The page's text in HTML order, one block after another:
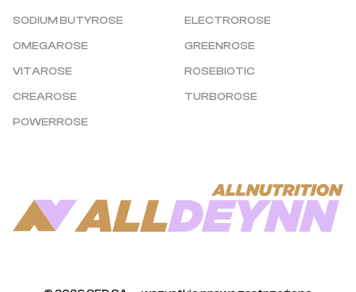
SODIUM BUTYROSE
ELECTROROSE
OMEGAROSE
GREENROSE
VITAROSE
ROSEBIOTIC
CREAROSE
TURBOROSE
POWERROSE